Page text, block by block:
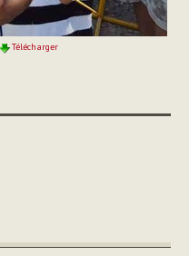
Télécharger